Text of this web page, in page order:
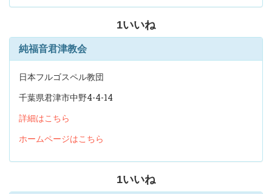
1いいね
純福音君津教会
日本フルゴスペル教団
千葉県君津市中野4-4-14
詳細はこちら
ホームページはこちら
1いいね